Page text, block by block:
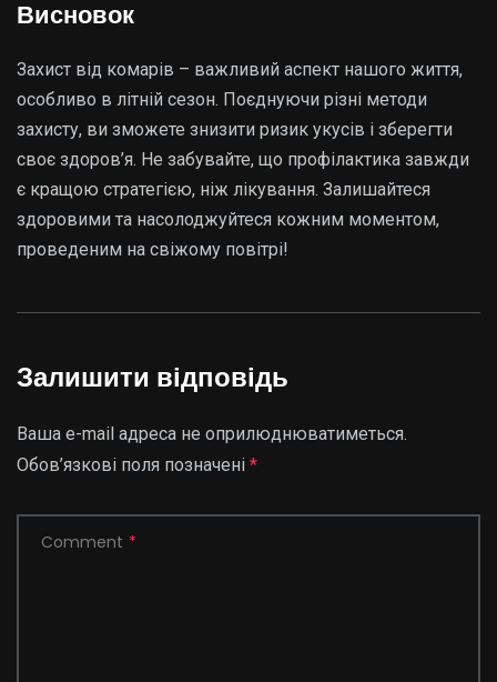
Висновок
Захист від комарів – важливий аспект нашого життя,
особливо в літній сезон. Поєднуючи різні методи
захисту, ви зможете знизити ризик укусів і зберегти
своє здоров’я. Не забувайте, що профілактика завжди
є кращою стратегією, ніж лікування. Залишайтеся
здоровими та насолоджуйтеся кожним моментом,
проведеним на свіжому повітрі!
Залишити відповідь
Ваша e-mail адреса не оприлюднюватиметься.
Обов’язкові поля позначені *
Comment *